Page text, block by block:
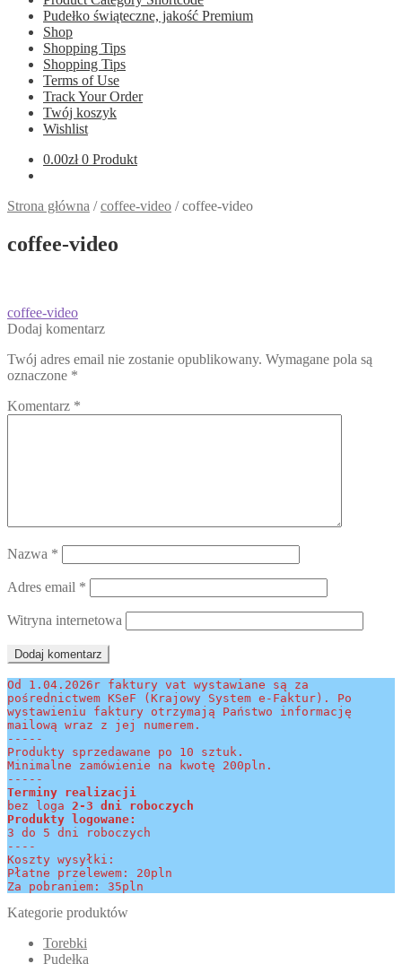
Pudełko świąteczne, jakość Premium
Shop
Shopping Tips
Shopping Tips
Terms of Use
Track Your Order
Twój koszyk
Wishlist
0.00zł 0 Produkt
Strona główna /coffee-video /coffee-video
coffee-video
Nawigacja
wpisu
Poprzedni
wpis:
coffee-video
Dodaj komentarz
Twój adres email nie zostanie opublikowany. Wymagane pola są
oznaczone *
Komentarz *
Nazwa *
Adres email *
Witryna internetowa
Od 1.04.2026r faktury vat wystawiane są za
pośrednictwem KSeF (Krajowy System e-Faktur). Po
wystawieniu faktury otrzymają Państwo informację
mailową wraz z jej numerem.
-----
Produkty sprzedawane po 10 sztuk.
Minimalne zamówienie na kwotę 200pln.
-----
Terminy realizacji
bez loga 2-3 dni roboczych
Produkty logowane:
3 do 5 dni roboczych
----
Koszty wysyłki:
Płatne przelewem: 20pln
Za pobraniem: 35pln
Kategorie produktów
Torebki
Pudełka